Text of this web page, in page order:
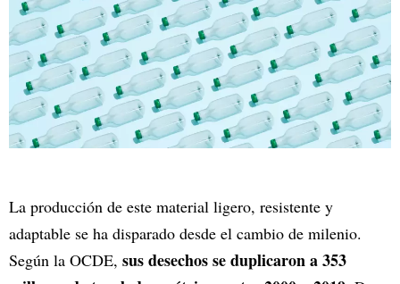
La producción de este material ligero, resistente y
adaptable se ha disparado desde el cambio de milenio.
Según la OCDE, sus desechos se duplicaron a 353